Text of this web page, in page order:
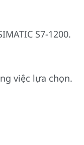
S7-1200.
việc lựa chọn.